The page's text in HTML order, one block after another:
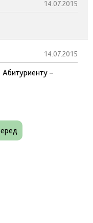
14.07.2015
14.07.2015
–